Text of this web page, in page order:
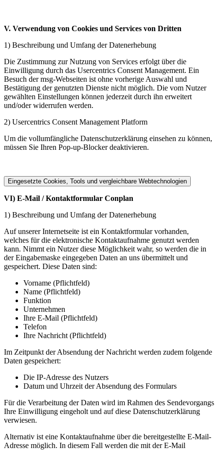
V. Verwendung von Cookies und Services von Dritten
1) Beschreibung und Umfang der Datenerhebung
Die Zustimmung zur Nutzung von Services erfolgt über die
Einwilligung durch das Usercentrics Consent Management. Ein
Besuch der msg-​Webseiten ist ohne vorherige Auswahl und
Bestätigung der genutzten Dienste nicht möglich. Die vom Nutzer
gewählten Einstellungen können jederzeit durch ihn erweitert
und/oder widerrufen werden.
2) Usercentrics Consent Management Platform
Um die vollumfängliche Datenschutzerklärung einsehen zu können,
müssen Sie Ihren Pop-​up-Blocker deaktivieren.
Eingesetzte Cookies, Tools und vergleichbare Webtechnologien
VI) E-Mail / Kontaktformular Conplan
1) Beschreibung und Umfang der Datenerhebung
Auf unserer Internetseite ist ein Kontaktformular vorhanden,
welches für die elektronische Kontaktaufnahme genutzt werden
kann. Nimmt ein Nutzer diese Möglichkeit wahr, so werden die in
der Eingabemaske eingegeben Daten an uns übermittelt und
gespeichert. Diese Daten sind:
Vorname (Pflichtfeld)
Name (Pflichtfeld)
Funktion
Unternehmen
Ihre E-Mail (Pflichtfeld)
Telefon
Ihre Nachricht (Pflichtfeld)
Im Zeitpunkt der Absendung der Nachricht werden zudem folgende
Daten gespeichert:
Die IP-Adresse des Nutzers
Datum und Uhrzeit der Absendung des Formulars
Für die Verarbeitung der Daten wird im Rahmen des Sendevorgangs
Ihre Einwilligung eingeholt und auf diese Datenschutzerklärung
verwiesen.
Alternativ ist eine Kontaktaufnahme über die bereitgestellte E-Mail-
Adresse möglich. In diesem Fall werden die mit der E-Mail